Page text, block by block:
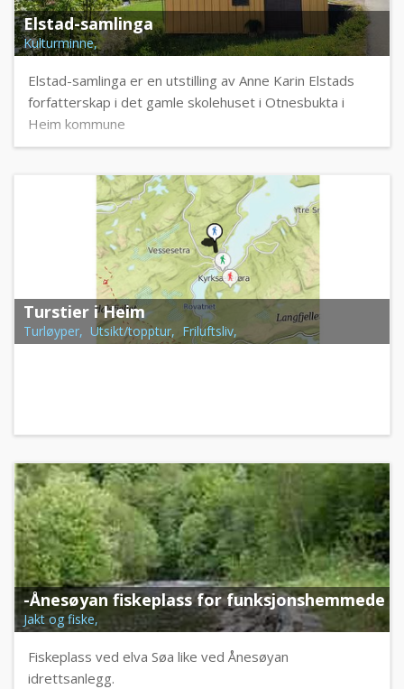
Elstad-samlinga
Kulturminne,
Elstad-samlinga er en utstilling av Anne Karin Elstads
forfatterskap i det gamle skolehuset i Otnesbukta i
Heim kommune
Turstier i Heim
Turløyper, Utsikt/topptur, Friluftsliv,
-Ånesøyan fiskeplass for funksjonshemmede
Jakt og fiske,
Fiskeplass ved elva Søa like ved Ånesøyan
idrettsanlegg.